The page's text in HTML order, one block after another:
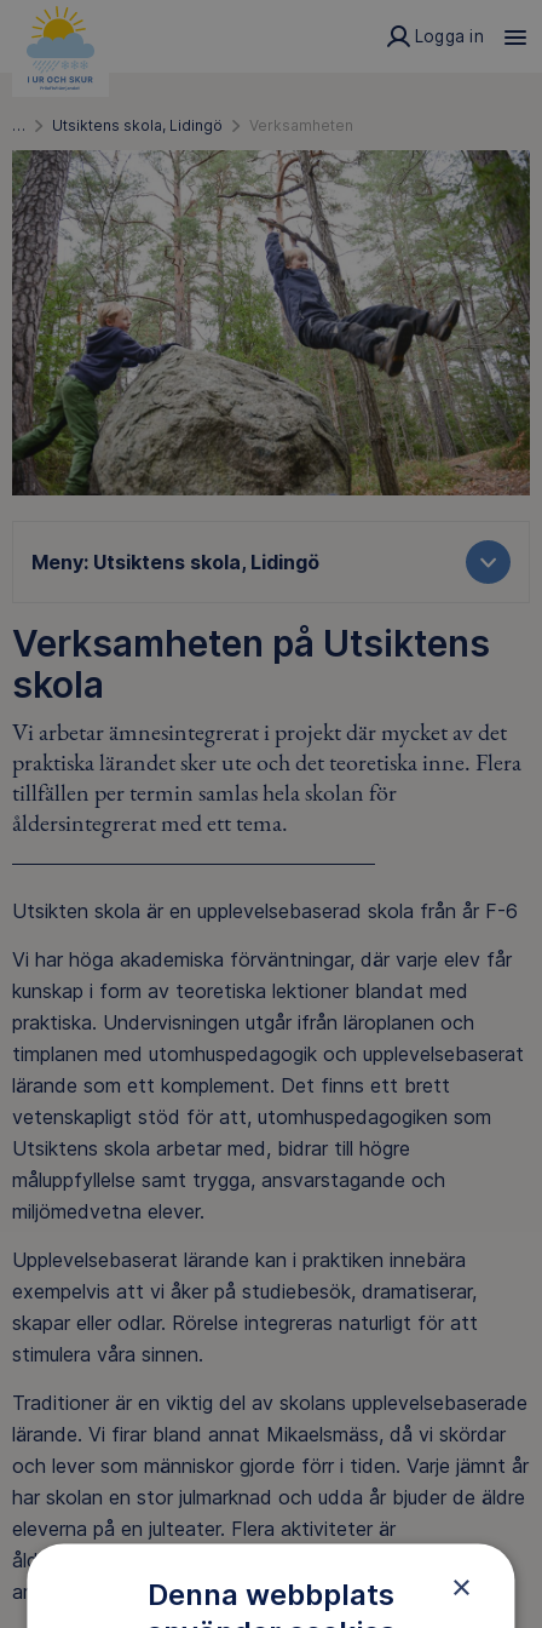
Logga in
… Utsiktens skola, Lidingö Verksamheten
Meny: Utsiktens skola, Lidingö
Verksamheten på Utsiktens
skola
Vi arbetar ämnesintegrerat i projekt där mycket av det
praktiska lärandet sker ute och det teoretiska inne. Flera
tillfällen per termin samlas hela skolan för
åldersintegrerat med ett tema.
Utsikten skola är en upplevelsebaserad skola från år F-6
Vi har höga akademiska förväntningar, där varje elev får
kunskap i form av teoretiska lektioner blandat med
praktiska. Undervisningen utgår ifrån läroplanen och
timplanen med utomhuspedagogik och upplevelsebaserat
lärande som ett komplement. Det finns ett brett
vetenskapligt stöd för att, utomhuspedagogiken som
Utsiktens skola arbetar med, bidrar till högre
måluppfyllelse samt trygga, ansvarstagande och
miljömedvetna elever.
Upplevelsebaserat lärande kan i praktiken innebära
exempelvis att vi åker på studiebesök, dramatiserar,
skapar eller odlar. Rörelse integreras naturligt för att
stimulera våra sinnen.
Traditioner är en viktig del av skolans upplevelsebaserade
lärande. Vi firar bland annat Mikaelsmäss, då vi skördar
och lever som människor gjorde förr i tiden. Varje jämnt år
har skolan en stor julmarknad och udda år bjuder de äldre
eleverna på en julteater. Flera aktiviteter är
åldersintegrerade där de äldre eleverna planerar,
arrangerar och lär de yngre eleverna.
×
Denna webbplats